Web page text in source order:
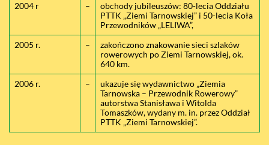
2004 r
–
obchody jubileuszów: 80-lecia Oddziału
PTTK „Ziemi Tarnowskiej” i 50-lecia Koła
Przewodników „LELIWA”,
2005 r.
–
zakończono znakowanie sieci szlaków
rowerowych po Ziemi Tarnowskiej, ok.
640 km.
2006 r.
–
ukazuje się wydawnictwo „Ziemia
Tarnowska – Przewodnik Rowerowy”
autorstwa Stanisława i Witolda
Tomaszków, wydany m. in. przez Oddział
PTTK „Ziemi Tarnowskiej”.